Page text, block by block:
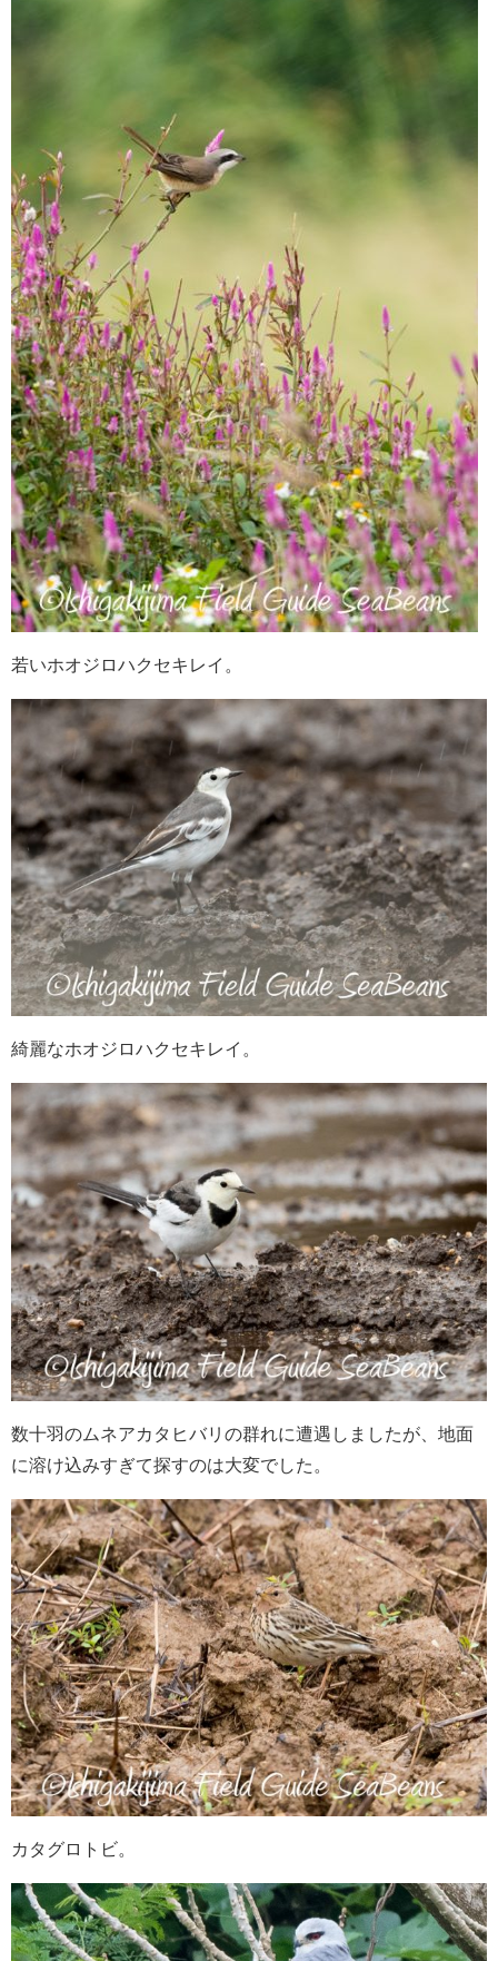
若いホオジロハクセキレイ。
綺麗なホオジロハクセキレイ。
数十羽のムネアカタヒバリの群れに遭遇しましたが、地面
に溶け込みすぎて探すのは大変でした。
カタグロトビ。